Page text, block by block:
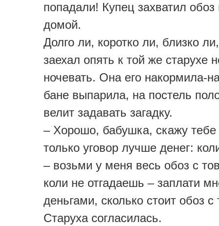
попадали! Купец захватил обоз
домой.
Долго ли, коротко ли, близко
заехал опять к той же старухе
ночевать. Она его накормила-
бане выпарила, на постель
велит задавать загадку.
– Хорошо, бабушка, скажу тебе
только уговор лучше денег:
– возьми у меня весь обоз с
коли не отгадаешь – заплати
деньгами, сколько стоит обоз
Старуха согласилась.